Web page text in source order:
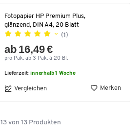
Fotopapier HP Premium Plus,
glänzend, DIN A4, 20 Blatt
(1)
ab 16,49 €
pro Pak. ab 3 Pak. à 20 Bl.
Lieferzeit:innerhalb 1 Woche
Vergleichen Merken
13 von 13 Produkten